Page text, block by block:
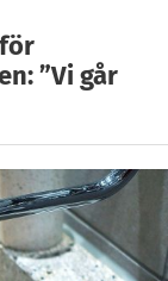
”Vi går